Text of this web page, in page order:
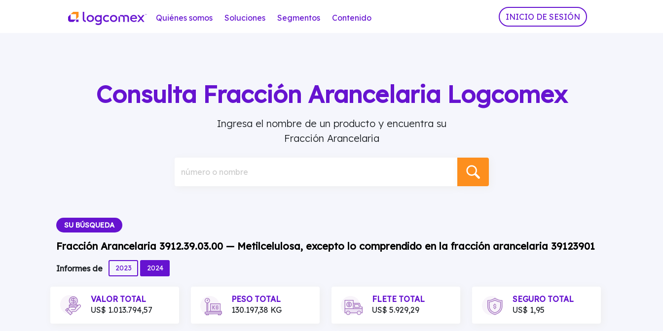
Quiénes somos Soluciones Segmentos Contenido INICIO DE SESIÓN
Consulta Fracción Arancelaria Logcomex
Ingresa el nombre de un producto y encuentra su
Fracción Arancelaria
número o nombre
SU BÚSQUEDA
Fracción Arancelaria 3912.39.03.00 — Metilcelulosa, excepto lo comprendido en la fracción arancelaria 39123901
Informes de 2023 2024
VALOR TOTAL
US$ 1.013.794,57
PESO TOTAL
130.197,38 KG
FLETE TOTAL
US$ 5.929,29
SEGURO TOTAL
US$ 1,95